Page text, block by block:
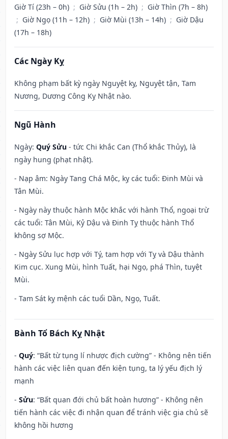
Giờ Tí (23h – 0h) ; Giờ Sửu (1h – 2h) ; Giờ Thìn (7h – 8h)
; Giờ Ngọ (11h – 12h) ; Giờ Mùi (13h – 14h) ; Giờ Dậu
(17h – 18h)
Các Ngày Kỵ
Không phạm bất kỳ ngày Nguyệt kỵ, Nguyệt tận, Tam
Nương, Dương Công Kỵ Nhật nào.
Ngũ Hành
Ngày: Quý Sửu - tức Chi khắc Can (Thổ khắc Thủy), là
ngày hung (phạt nhật).
- Nạp âm: Ngày Tang Chá Mộc, kỵ các tuổi: Đinh Mùi và
Tân Mùi.
- Ngày này thuộc hành Mộc khắc với hành Thổ, ngoại trừ
các tuổi: Tân Mùi, Kỷ Dậu và Đinh Tỵ thuộc hành Thổ
không sợ Mộc.
- Ngày Sửu lục hợp với Tý, tam hợp với Tỵ và Dậu thành
Kim cục. Xung Mùi, hình Tuất, hại Ngọ, phá Thìn, tuyệt
Mùi.
- Tam Sát kỵ mệnh các tuổi Dần, Ngọ, Tuất.
Bành Tổ Bách Kỵ Nhật
- Quý: “Bất từ tụng lí nhược địch cường” - Không nên tiến
hành các việc liên quan đến kiện tụng, ta lý yếu địch lý
mạnh
- Sửu: “Bất quan đới chủ bất hoàn hương” - Không nên
tiến hành các việc đi nhận quan để tránh việc gia chủ sẽ
không hồi hương